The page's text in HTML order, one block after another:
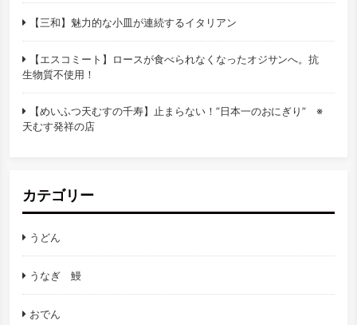
【三和】魅力的な小皿が連続するイタリアン
【エスコミート】ロースが食べられなくなったオジサンへ。抗
生物質不使用！
【めいふつ天むすの千寿】止まらない！”日本一のおにぎり” ※
天むす発祥の店
カテゴリー
うどん
うなぎ 鰻
おでん